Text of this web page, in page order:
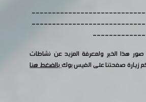
هذا الخبر ولمعرفة المزيد عن نشاطات
زيارة صفحتنا على الفيس بوكبالضغط هنا